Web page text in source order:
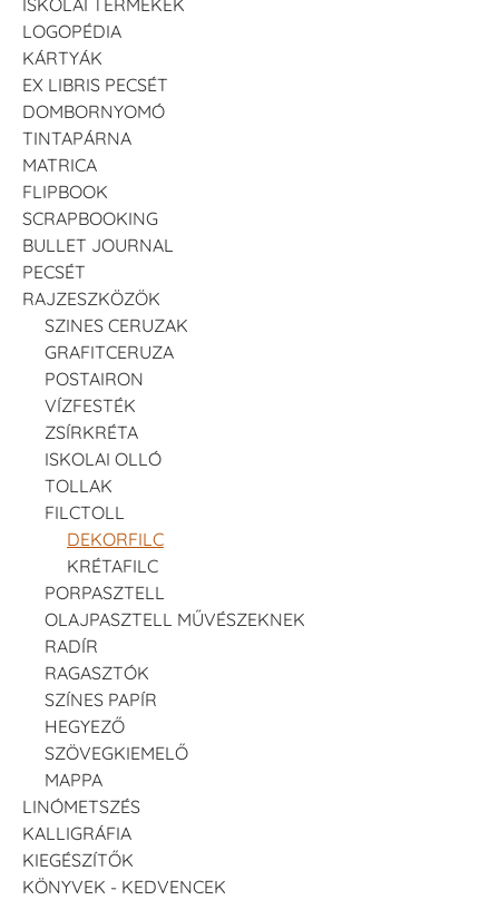
ISKOLAI TERMÉKEK
LOGOPÉDIA
KÁRTYÁK
EX LIBRIS PECSÉT
DOMBORNYOMÓ
TINTAPÁRNA
MATRICA
FLIPBOOK
SCRAPBOOKING
BULLET JOURNAL
PECSÉT
RAJZESZKÖZÖK
SZINES CERUZAK
GRAFITCERUZA
POSTAIRON
VÍZFESTÉK
ZSÍRKRÉTA
ISKOLAI OLLÓ
TOLLAK
FILCTOLL
DEKORFILC
KRÉTAFILC
PORPASZTELL
OLAJPASZTELL MŰVÉSZEKNEK
RADÍR
RAGASZTÓK
SZÍNES PAPÍR
HEGYEZŐ
SZÖVEGKIEMELŐ
MAPPA
LINÓMETSZÉS
KALLIGRÁFIA
KIEGÉSZÍTŐK
KÖNYVEK - KEDVENCEK